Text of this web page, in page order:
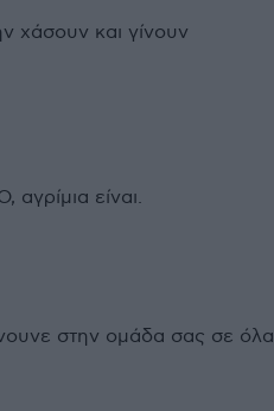
χάσουν και γίνουν
αγρίμια είναι.
στην ομάδα σας σε όλα